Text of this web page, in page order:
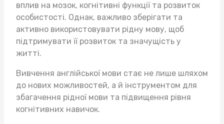
вплив на мозок, когнітивні функції та розвиток
особистості. Однак, важливо зберігати та
активно використовувати рідну мову, щоб
підтримувати її розвиток та значущість у
житті.
Вивчення англійської мови стає не лише шляхом
до нових можливостей, а й інструментом для
збагачення рідної мови та підвищення рівня
когнітивних навичок.